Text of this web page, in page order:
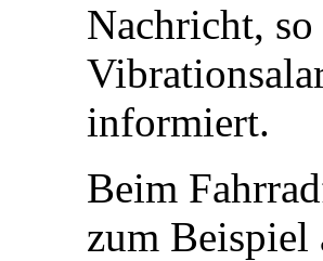
Nachricht,
informiert.
Beim
zum Beispiel